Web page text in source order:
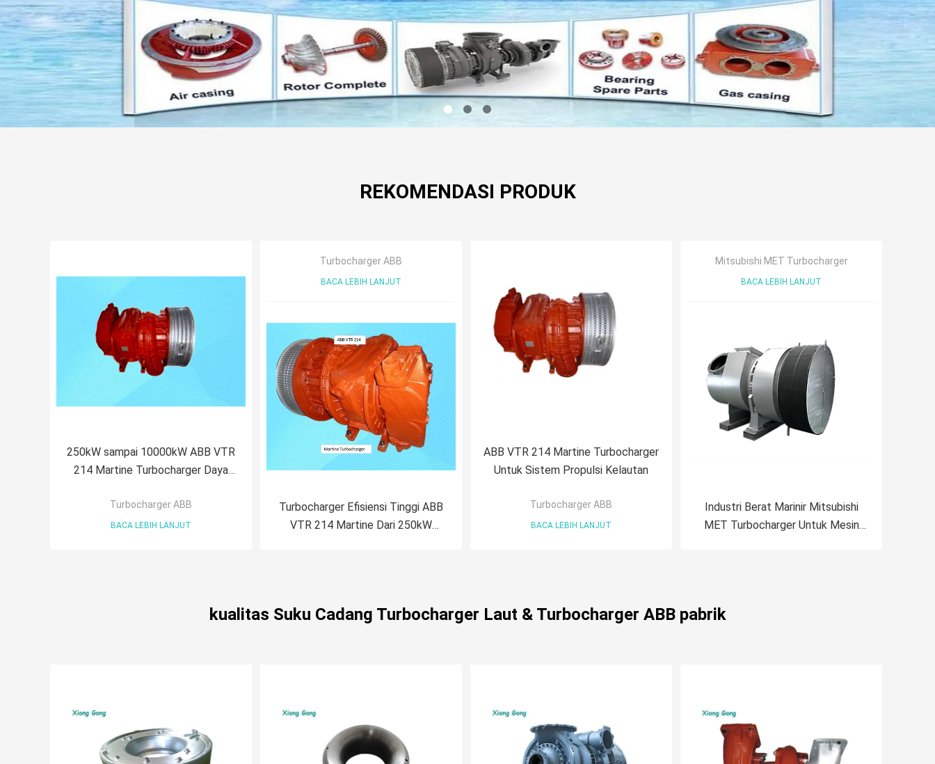
REKOMENDASI PRODUK
250kW sampai 10000kW ABB VTR
214 Martine Turbocharger Daya
Turbocharger ABB
BACA LEBIH LANJUT
Turbocharger ABB
BACA LEBIH LANJUT
Turbocharger Efisiensi Tinggi ABB
VTR 214 Martine Dari 250kW
ABB VTR 214 Martine Turbocharger
Untuk Sistem Propulsi Kelautan
Turbocharger ABB
BACA LEBIH LANJUT
Mitsubishi MET Turbocharger
BACA LEBIH LANJUT
Industri Berat Marinir Mitsubishi
MET Turbocharger Untuk Mesin
kualitas Suku Cadang Turbocharger Laut & Turbocharger ABB pabrik